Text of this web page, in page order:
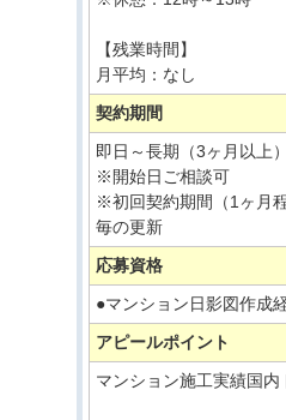
【残業時間】
月平均：なし
契約期間
即日～長期（3ヶ月以上）
※開始日ご相談可
※初回契約期間（1ヶ月
毎の更新
応募資格
●マンション日影図作成
アピールポイント
マンション施工実績国内